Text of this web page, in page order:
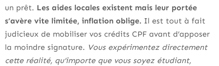
un prêt. Les aides locales existent mais leur portée
s’avère vite limitée, inflation oblige. Il est tout à fait
judicieux de mobiliser vos crédits CPF avant d’apposer
la moindre signature. Vous expérimentez directement
cette réalité, qu’importe que vous soyez étudiant,